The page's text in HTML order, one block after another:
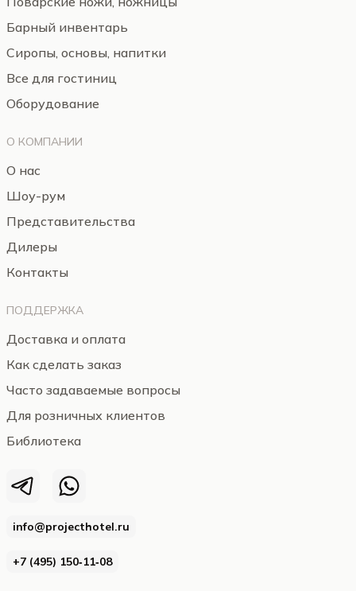
info@projecthotel.ru
+7 (495) 150‑11‑08
Барный инвентарь
Сиропы, основы, напитки
Все для гостиниц
Оборудование
О КОМПАНИИ
О нас
Шоу-рум
Представительства
Дилеры
Контакты
ПОДДЕРЖКА
Доставка и оплата
Как сделать заказ
Часто задаваемые вопросы
Для розничных клиентов
Библиотека